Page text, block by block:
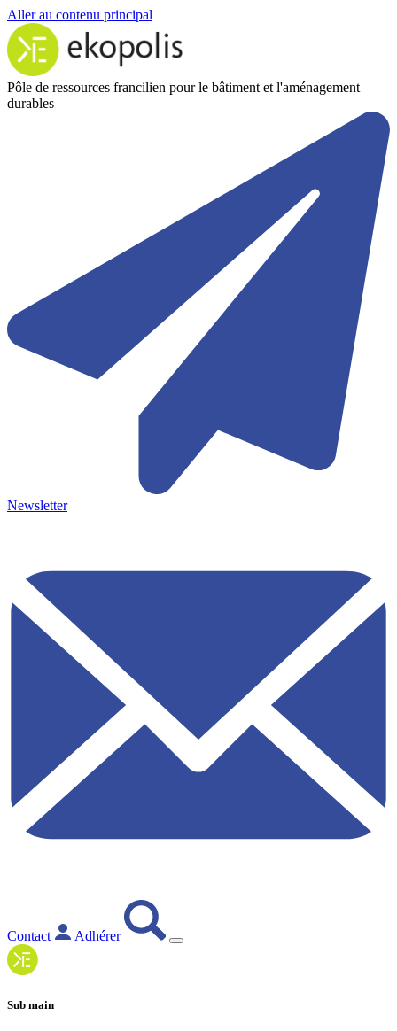
Aller au contenu principal
Pôle de ressources francilien pour le bâtiment et l'aménagement
durables
Newsletter
Contact Adhérer
Sub main